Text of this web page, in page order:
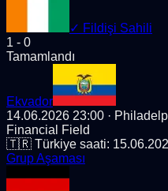
✓ Fildişi Sahili
1 - 0
Tamamlandı
Ekvador
14.06.2026 23:00 ·
Financial Field
🇹🇷 Türkiye saati:
Grup Aşaması